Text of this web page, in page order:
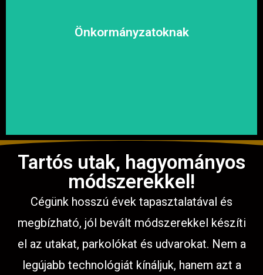
Önkormányzatoknak
garantáljuk a hosszú távú és fenntartható
megoldásokat, hogy a közösség biztonságosan és
Tartós utak, hagyományos
módszerekkel!
Cégünk hosszú évek tapasztalatával és
megbízható, jól bevált módszerekkel készíti
el az utakat, parkolókat és udvarokat. Nem a
legújabb technológiát kínáljuk, hanem azt a